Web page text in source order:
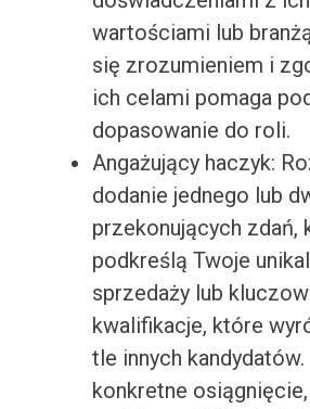
wartościami lub
się zrozumieniem i
ich celami pomaga
dopasowanie do roli.
Angażujący haczyk:
dodanie jednego lub
przekonujących zdań,
podkreślą Twoje
sprzedaży lub
kwalifikacje, które
tle innych
konkretne